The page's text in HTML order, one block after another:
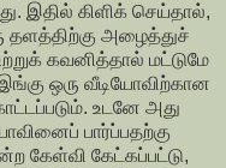
இதில் கிளிக் செய்தால்,
தளத்திற்கு அழைத்துச்
கவனித்தால் மட்டுமே
ஒரு வீடியோவிற்கான
உடனே அது
பார்ப்பதற்கு
கேள்வி கேட்கப்பட்டு,